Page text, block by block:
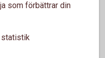
är detaljerade
för när en
som förbättrar din
statistik